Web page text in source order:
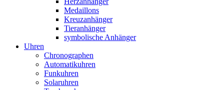
Medaillons
Kreuzanhänger
Tieranhänger
symbolische Anhänger
Uhren
Chronographen
Automatikuhren
Funkuhren
Solaruhren